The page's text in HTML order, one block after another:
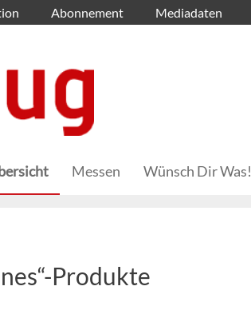
Abonnement Mediadaten
Messen Wünsch Dir Was!
Produkte